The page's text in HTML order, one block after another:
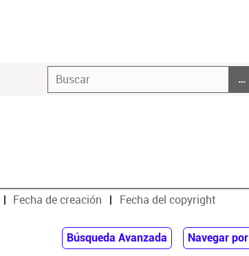
…
Fecha de creación Fecha del copyright
Búsqueda Avanzada
Navegar por